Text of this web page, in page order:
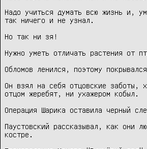
Надо учиться думать всю жизнь и,
так ничего и не узнал.
Но так ни зя!
Нужно уметь отличать растения от
Обломов ленился, поэтому
Он взял на себя отцовские заботы,
отцом жеребят, ни ухажером кобыл.
Операция Шарика оставила черный
Паустовский рассказывал, как они
костре.